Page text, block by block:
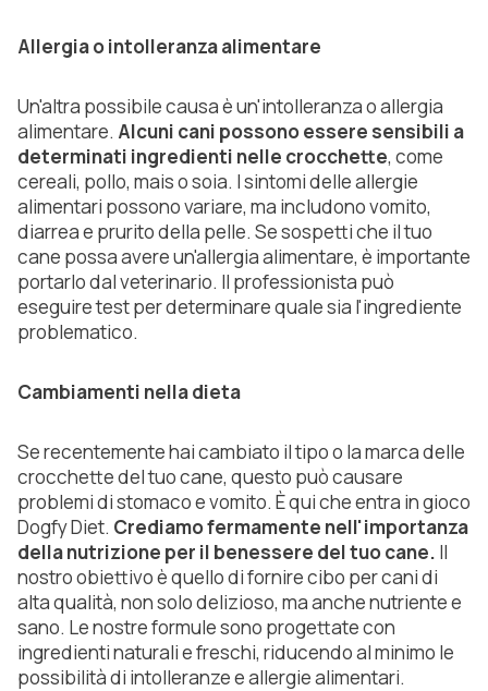
Allergia o intolleranza alimentare
Un'altra possibile causa è un'intolleranza o allergia
alimentare. Alcuni cani possono essere sensibili a
determinati ingredienti nelle crocchette, come
cereali, pollo, mais o soia. I sintomi delle allergie
alimentari possono variare, ma includono vomito,
diarrea e prurito della pelle. Se sospetti che il tuo
cane possa avere un'allergia alimentare, è importante
portarlo dal veterinario. Il professionista può
eseguire test per determinare quale sia l'ingrediente
problematico.
Cambiamenti nella dieta
Se recentemente hai cambiato il tipo o la marca delle
crocchette del tuo cane, questo può causare
problemi di stomaco e vomito. È qui che entra in gioco
Dogfy Diet. Crediamo fermamente nell'importanza
della nutrizione per il benessere del tuo cane. Il
nostro obiettivo è quello di fornire cibo per cani di
alta qualità, non solo delizioso, ma anche nutriente e
sano. Le nostre formule sono progettate con
ingredienti naturali e freschi, riducendo al minimo le
possibilità di intolleranze e allergie alimentari.